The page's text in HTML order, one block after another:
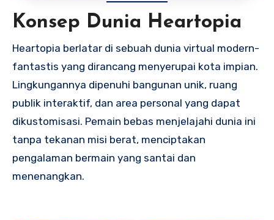
Konsep Dunia Heartopia
Heartopia berlatar di sebuah dunia virtual modern-
fantastis yang dirancang menyerupai kota impian.
Lingkungannya dipenuhi bangunan unik, ruang
publik interaktif, dan area personal yang dapat
dikustomisasi. Pemain bebas menjelajahi dunia ini
tanpa tekanan misi berat, menciptakan
pengalaman bermain yang santai dan
menenangkan.